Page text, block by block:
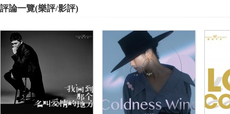
評論一覽(樂評/影評)